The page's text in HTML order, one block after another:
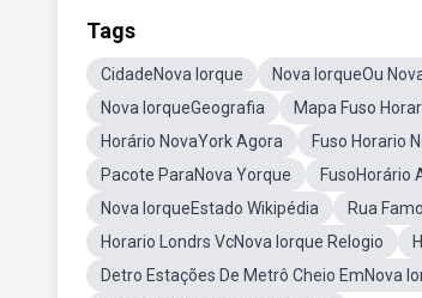
Tags
CidadeNova Iorque Nova IorqueOu
Nova IorqueGeografia
Mapa Fuso
Horário NovaYork Agora
Fuso Horario
Pacote ParaNova Yorque
FusoHorário
Nova IorqueEstado Wikipédia
Rua
Horario Londrs VcNova Iorque Relogio
Detro Estações De Metrô Cheio EmNova